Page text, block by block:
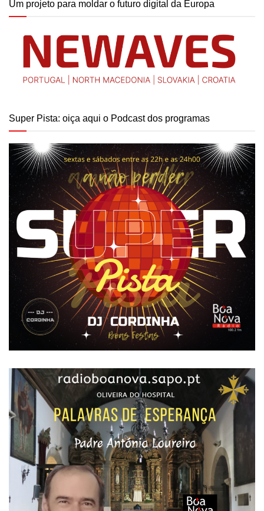
Um projeto para moldar o futuro digital da Europa
Super Pista: oiça aqui o Podcast dos programas